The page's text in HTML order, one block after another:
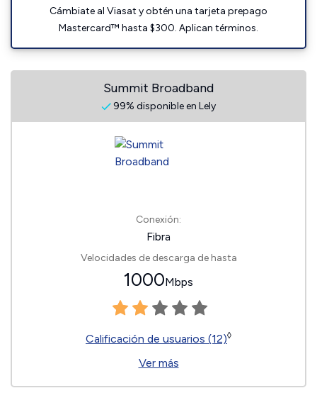
Cámbiate al Viasat y obtén una tarjeta prepago
Mastercard™ hasta $300. Aplican términos.
Summit Broadband
99% disponible en Lely
Conexión:
Fibra
Velocidades de descarga de hasta
1000Mbps
Calificación de usuarios (12)◊
Ver más